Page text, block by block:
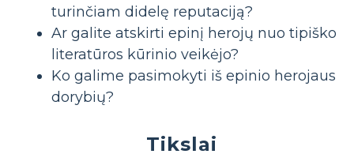
turinčiam didelę reputaciją?
Ar galite atskirti epinį herojų nuo tipiško
literatūros kūrinio veikėjo?
Ko galime pasimokyti iš epinio herojaus
dorybių?
Tikslai